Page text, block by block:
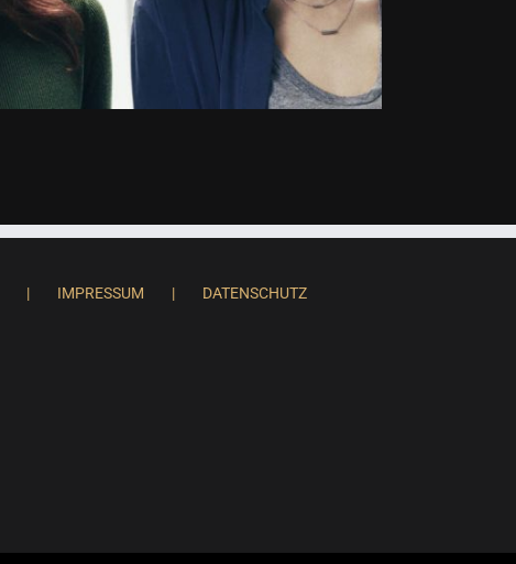
IMPRESSUM DATENSCHUTZ